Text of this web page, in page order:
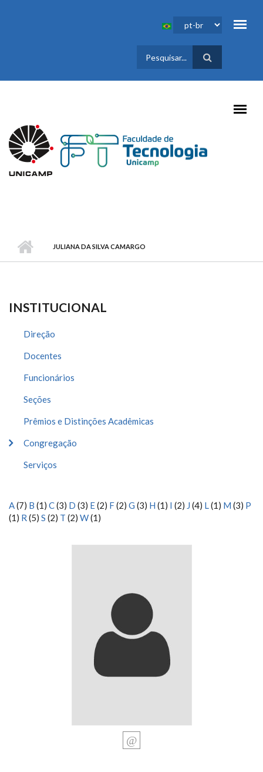
FORMULÁRIO
DE BUSCA
JULIANA DA SILVA CAMARGO
INSTITUCIONAL
Direção
Docentes
Funcionários
Seções
Prêmios e Distinções Acadêmicas
Congregação
Serviços
A(7) B (1) C(3) D (3) E(2) F(2) G (3) H (1) I (2) J (4) L(1) M (3) P
(1) R (5) S (2) T (2) W(1)